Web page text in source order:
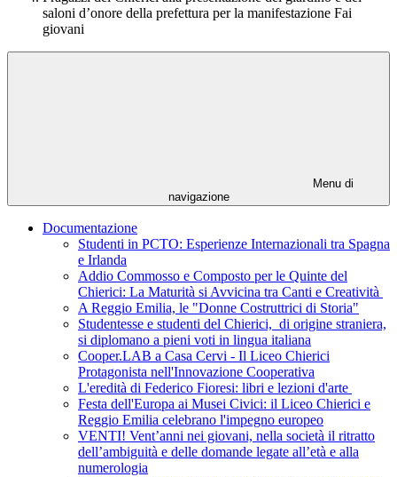
saloni d’onore della prefettura per la manifestazione Fai
giovani
Menu di
navigazione
Documentazione
Studenti in PCTO: Esperienze Internazionali tra Spagna
e Irlanda
Addio Commosso e Composto per le Quinte del
Chierici: La Maturità si Avvicina tra Canti e Creatività
A Reggio Emilia, le "Donne Costruttrici di Storia"
Studentesse e studenti del Chierici, di origine straniera,
si diplomano a pieni voti in lingua italiana
Cooper.LAB a Casa Cervi - Il Liceo Chierici
Protagonista nell'Innovazione Cooperativa
L'eredità di Federico Fioresi: libri e lezioni d'arte
Festa dell'Europa ai Musei Civici: il Liceo Chierici e
Reggio Emilia celebrano l'impegno europeo
VENTI! Vent’anni nei giovani, nella società il ritratto
dell’ambiguità e delle domande legate all’età e alla
numerologia